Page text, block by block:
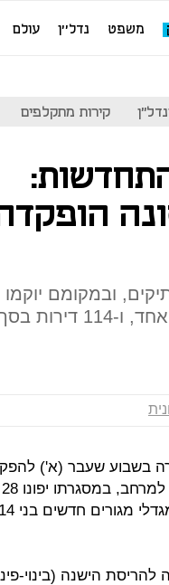
משפט נדל''ן עולם
קירות מתקלפים
בבניינים ותיקים, ובמקומם יוקמו
שני מגדלי מגורים חדשים בני 14 קומות כל אחד, ו-114 דירות
בשבוע שעבר (א')
הקיימות כיום בבניינים ותיקים, ובמקומם יוקמו שני מגדלי מגורים חדשים בני 14
הישנה (בינוי-